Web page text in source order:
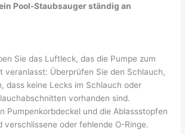
Pool-Staubsauger ständig an
Sie das Luftleck, das die Pumpe zum
veranlasst: Überprüfen Sie den Schlauch,
dass keine Lecks im Schlauch oder
vorhanden sind.
Pumpenkorbdeckel und die Ablassstopfen
verschlissene oder fehlende O-Ringe.